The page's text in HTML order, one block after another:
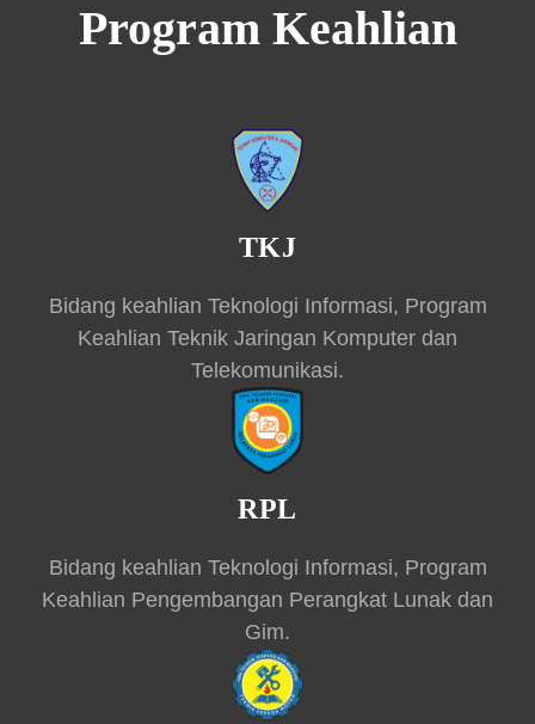
Program Keahlian
TKJ
Bidang keahlian Teknologi Informasi, Program
Keahlian Teknik Jaringan Komputer dan
Telekomunikasi.
RPL
Bidang keahlian Teknologi Informasi, Program
Keahlian Pengembangan Perangkat Lunak dan
Gim.